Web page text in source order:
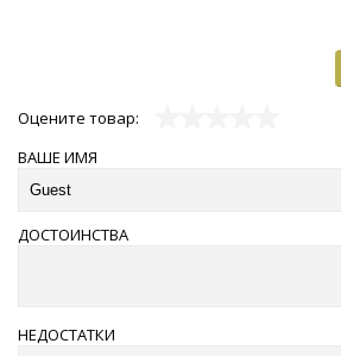
Оцените товар:
ВАШЕ ИМЯ
ДОСТОИНСТВА
НЕДОСТАТКИ